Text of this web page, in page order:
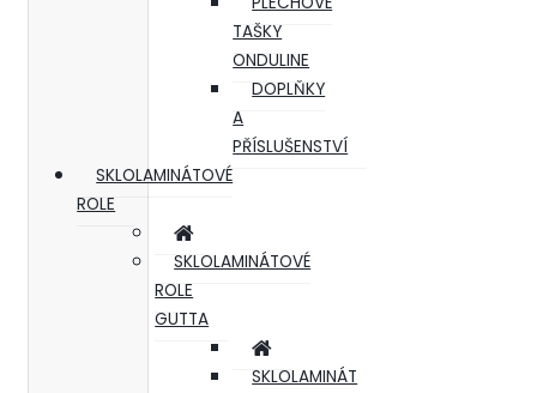
TAŠKY
ONDULINE
DOPLŇKY
A
PŘÍSLUŠENSTVÍ
SKLOLAMINÁTOVÉ
ROLE
SKLOLAMINÁTOVÉ
ROLE
GUTTA
SKLOLAMINÁT